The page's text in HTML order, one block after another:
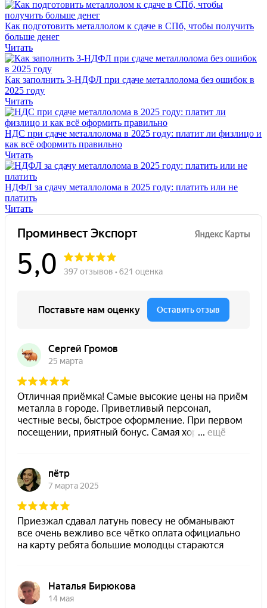
Как подготовить металлолом к сдаче в СПб, чтобы получить
больше денег
Читать
Как заполнить 3-НДФЛ при сдаче металлолома без ошибок в
2025 году
Читать
НДС при сдаче металлолома в 2025 году: платит ли физлицо и
как всё оформить правильно
Читать
НДФЛ за сдачу металлолома в 2025 году: платить или не
платить
Читать